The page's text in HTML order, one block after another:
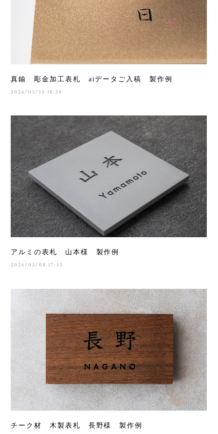
真鍮 彫金加工表札 aiデータご入稿 製作例
2026/03/15 18:38
アルミの表札 山本様 製作例
2026/03/08 17:35
チーク材 木製表札 長野様 製作例